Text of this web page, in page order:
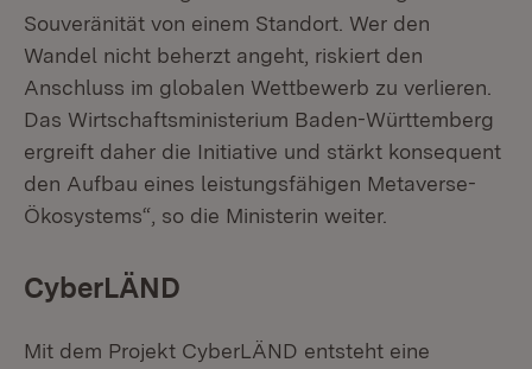
Souveränität von einem Standort. Wer den
Wandel nicht beherzt angeht, riskiert den
Anschluss im globalen Wettbewerb zu verlieren.
Das Wirtschaftsministerium Baden-Württemberg
ergreift daher die Initiative und stärkt konsequent
den Aufbau eines leistungsfähigen Metaverse-
Ökosystems“, so die Ministerin weiter.
CyberLÄND
Mit dem Projekt CyberLÄND entsteht eine